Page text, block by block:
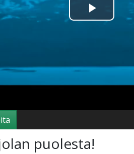
Toista
puolesta!